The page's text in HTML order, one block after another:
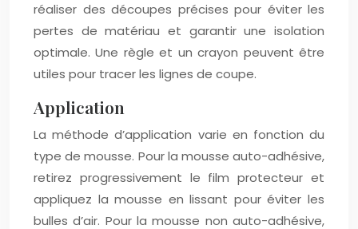
réaliser des découpes précises pour éviter les
pertes de matériau et garantir une isolation
optimale. Une règle et un crayon peuvent être
utiles pour tracer les lignes de coupe.
Application
La méthode d’application varie en fonction du
type de mousse. Pour la mousse auto-adhésive,
retirez progressivement le film protecteur et
appliquez la mousse en lissant pour éviter les
bulles d’air. Pour la mousse non auto-adhésive,